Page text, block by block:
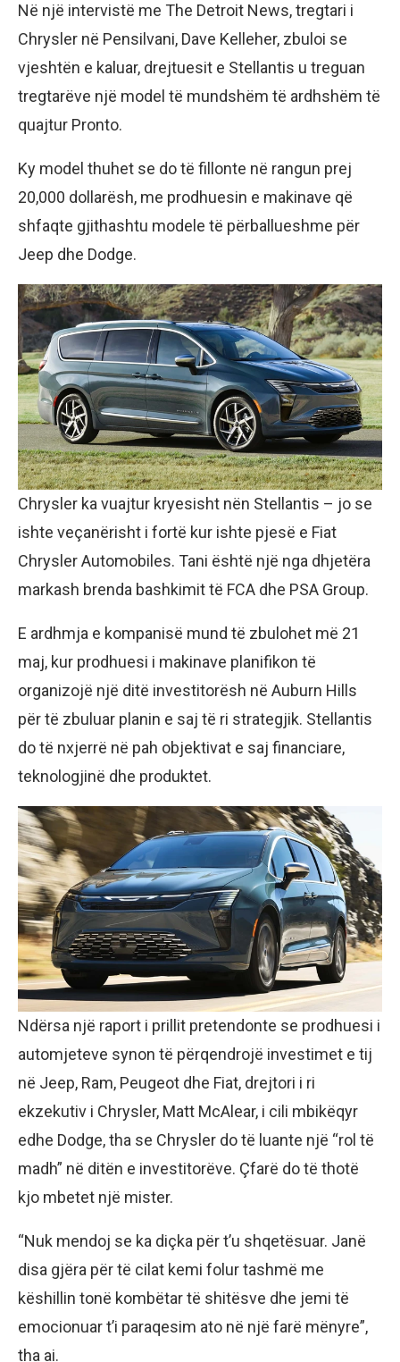
Në një intervistë me The Detroit News, tregtari i
Chrysler në Pensilvani, Dave Kelleher, zbuloi se
vjeshtën e kaluar, drejtuesit e Stellantis u treguan
tregtarëve një model të mundshëm të ardhshëm të
quajtur Pronto.
Ky model thuhet se do të fillonte në rangun prej
20,000 dollarësh, me prodhuesin e makinave që
shfaqte gjithashtu modele të përballueshme për
Jeep dhe Dodge.
Chrysler ka vuajtur kryesisht nën Stellantis – jo se
ishte veçanërisht i fortë kur ishte pjesë e Fiat
Chrysler Automobiles. Tani është një nga dhjetëra
markash brenda bashkimit të FCA dhe PSA Group.
E ardhmja e kompanisë mund të zbulohet më 21
maj, kur prodhuesi i makinave planifikon të
organizojë një ditë investitorësh në Auburn Hills
për të zbuluar planin e saj të ri strategjik. Stellantis
do të nxjerrë në pah objektivat e saj financiare,
teknologjinë dhe produktet.
Ndërsa një raport i prillit pretendonte se prodhuesi i
automjeteve synon të përqendrojë investimet e tij
në Jeep, Ram, Peugeot dhe Fiat, drejtori i ri
ekzekutiv i Chrysler, Matt McAlear, i cili mbikëqyr
edhe Dodge, tha se Chrysler do të luante një “rol të
madh” në ditën e investitorëve. Çfarë do të thotë
kjo mbetet një mister.
“Nuk mendoj se ka diçka për t’u shqetësuar. Janë
disa gjëra për të cilat kemi folur tashmë me
këshillin tonë kombëtar të shitësve dhe jemi të
emocionuar t’i paraqesim ato në një farë mënyre”,
tha ai.